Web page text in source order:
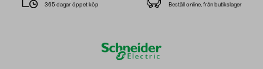
365 dagar öppet köp Beställ online, från butikslager